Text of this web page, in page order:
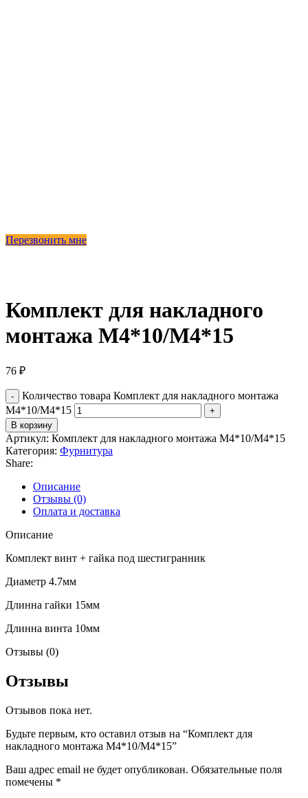
Перезвонить мне
Комплект для накладного
монтажа М4*10/М4*15
76 ₽
Количество товара Комплект для накладного монтажа
М4*10/М4*15
В корзину
Артикул: Комплект для накладного монтажа М4*10/М4*15
Категория: Фурнитура
Share:
Описание
Отзывы (0)
Оплата и доставка
Описание
Комплект винт + гайка под шестигранник
Диаметр 4.7мм
Длинна гайки 15мм
Длинна винта 10мм
Отзывы (0)
Отзывы
Отзывов пока нет.
Будьте первым, кто оставил отзыв на “Комплект для
накладного монтажа М4*10/М4*15”
Ваш адрес email не будет опубликован. Обязательные поля
помечены *